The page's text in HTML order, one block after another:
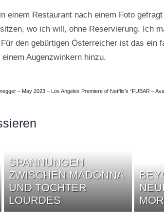
einem Restaurant nach einem Foto
wo ich will, ohne Reservierung. Ich
den gebürtigen Österreicher ist das ein
Augenzwinkern hinzu.
– May 2023 – Los Angeles Premiere of Netflix’s “FUBAR –
SPANNUNGEN
ZWISCHEN MADONNA
UND TOCHTER
LOURDES